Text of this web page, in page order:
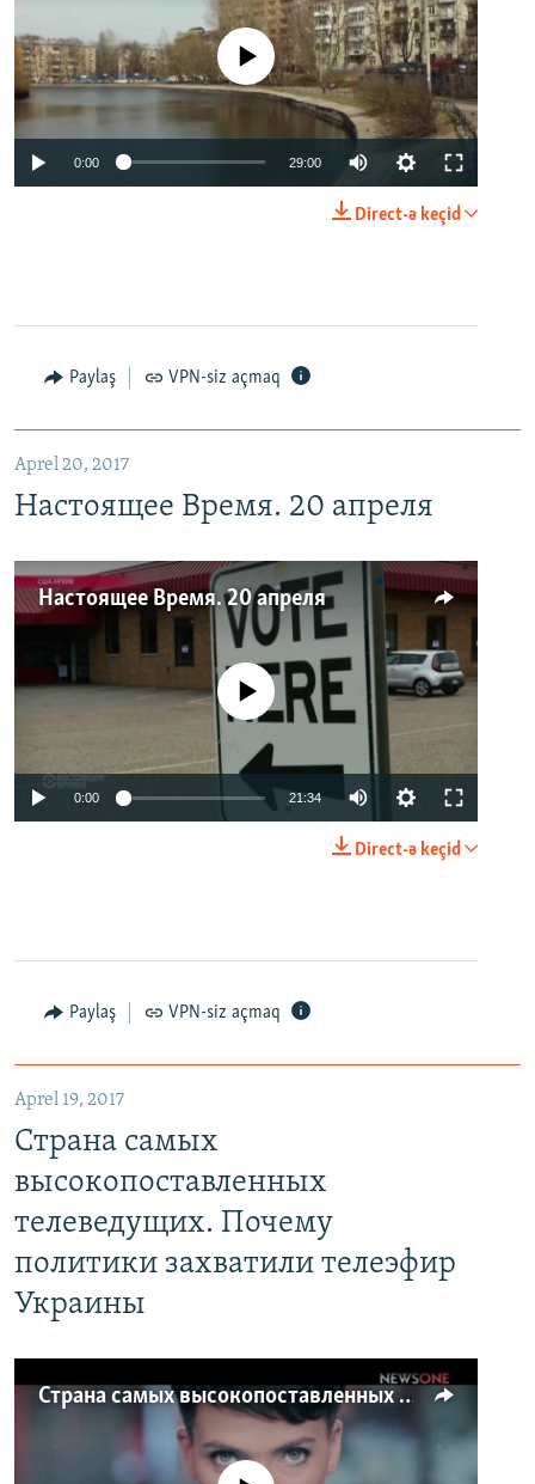
No media source currently available
0:00 29:00
Direct-ə keçid
Paylaş VPN-siz açmaq
Aprel 20, 2017
Настоящее Время. 20 апреля
Настоящее Время. 20 апреля
No media source currently available
0:00 21:34
Direct-ə keçid
Paylaş VPN-siz açmaq
Aprel 19, 2017
Страна самых
высокопоставленных
телеведущих. Почему
политики захватили телеэфир
Украины
Страна самых высокопоставленных телеведущих. Почему политики захватили телеэфир Украины